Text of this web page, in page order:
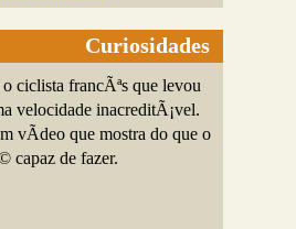
Curiosidades
ciclista francÃªs que levou
velocidade inacreditÃ¡vel.
vÃ­deo que mostra do que o
capaz de fazer.